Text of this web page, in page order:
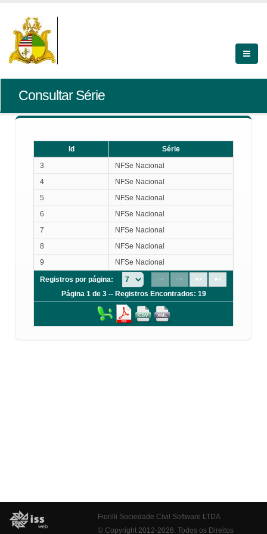
Consultar Série
Id
Série
Série
3
NFSe Nacional
4
NFSe Nacional
5
NFSe Nacional
6
NFSe Nacional
7
NFSe Nacional
8
NFSe Nacional
9
NFSe Nacional
Registros por página:
Página 1 de 3 -- Registros Encontrados: 19
Fiorilli Sociedade Civil Software LTDA
© Copyright 2012-2026. Todos os Direitos